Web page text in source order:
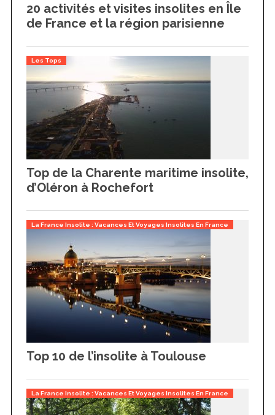
20 activités et visites insolites en Île
de France et la région parisienne
Les Tops
Top de la Charente maritime insolite,
d’Oléron à Rochefort
La France Insolite : Vacances Et Voyages Insolites En France
Top 10 de l’insolite à Toulouse
La France Insolite : Vacances Et Voyages Insolites En France